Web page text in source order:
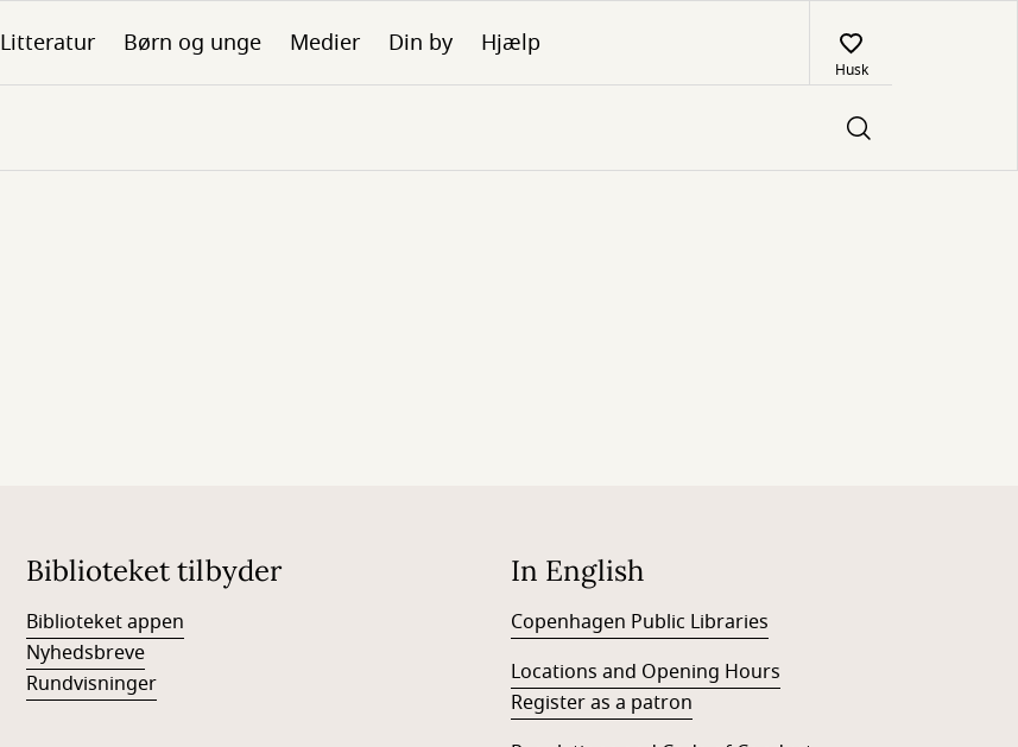
Litteratur Børn og unge Medier Din by Hjælp
Husk
Biblioteket tilbyder
Biblioteket appen
Nyhedsbreve
Rundvisninger
In English
Copenhagen Public Libraries
Locations and Opening Hours
Register as a patron